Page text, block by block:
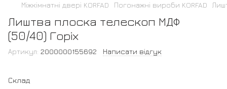
Міжкімнатні двері KORFAD Погонажні вироби KORFAD
Лиштва плоска телескоп МДФ
(50/40) Горіх
Артикул: 2000000155692 Написати відгук
Склад